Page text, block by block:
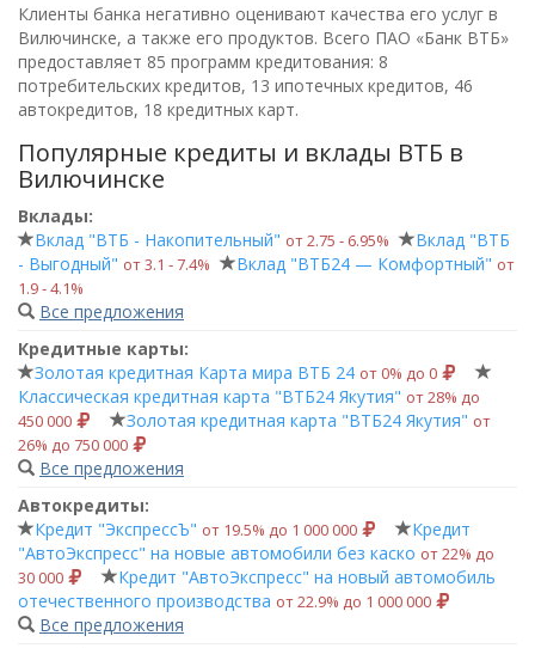
Клиенты банка негативно оценивают качества его услуг в
Вилючинске, а также его продуктов. Всего ПАО «Банк ВТБ»
предоставляет 85 программ кредитования: 8
потребительских кредитов, 13 ипотечных кредитов, 46
автокредитов, 18 кредитных карт.
Популярные кредиты и вклады ВТБ в
Вилючинске
Вклады:
Вклад "ВТБ - Накопительный" от 2.75 ‑ 6.95%
Вклад "ВТБ
- Выгодный" от 3.1 ‑ 7.4% Вклад "ВТБ24 — Комфортный" от
1.9 ‑ 4.1%
Все предложения
Кредитные карты:
Золотая кредитная Карта мира ВТБ 24 от 0% до 0
Классическая кредитная карта "ВТБ24 Якутия" от 28% до
450 000
Золотая кредитная карта "ВТБ24 Якутия" от
26% до 750 000
Все предложения
Автокредиты:
Кредит "ЭкспрессЪ" от 19.5% до 1 000 000
Кредит
"АвтоЭкспресс" на новые автомобили без каско от 22% до
30 000
Кредит "АвтоЭкспресс" на новый автомобиль
отечественного производства от 22.9% до 1 000 000
Все предложения